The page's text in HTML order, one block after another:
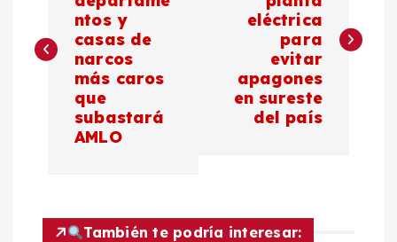
v
e
c
ntos y
casas de
narcos
más caros
que
subastará
AMLO
eléctrica
para
evitar
apagones
en sureste
del país
También te podría interesar: